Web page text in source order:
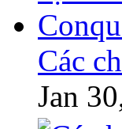
Các
Jan